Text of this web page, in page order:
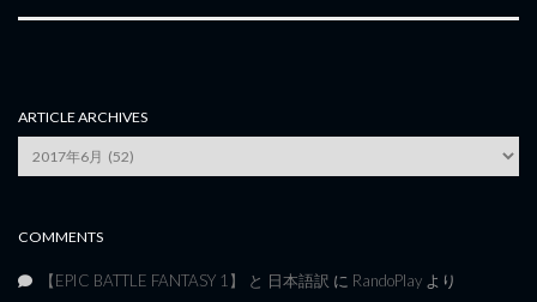
ARTICLE ARCHIVES
Article
Archives
COMMENTS
【EPIC BATTLE FANTASY 1】 と 日本語訳 に RandoPlay より